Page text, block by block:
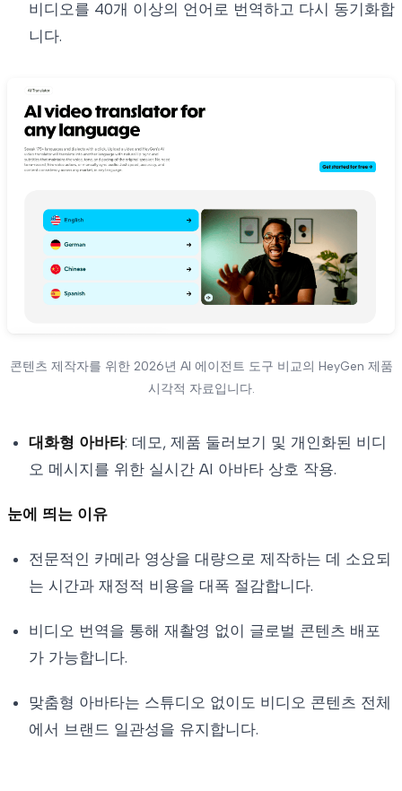
비디오를 40개 이상의 언어로 번역하고 다시 동기화합
니다.
콘텐츠 제작자를 위한 2026년 AI 에이전트 도구 비교의 HeyGen 제품
시각적 자료입니다.
대화형 아바타: 데모, 제품 둘러보기 및 개인화된 비디
오 메시지를 위한 실시간 AI 아바타 상호 작용.
눈에 띄는 이유
전문적인 카메라 영상을 대량으로 제작하는 데 소요되
는 시간과 재정적 비용을 대폭 절감합니다.
비디오 번역을 통해 재촬영 없이 글로벌 콘텐츠 배포
가 가능합니다.
맞춤형 아바타는 스튜디오 없이도 비디오 콘텐츠 전체
에서 브랜드 일관성을 유지합니다.